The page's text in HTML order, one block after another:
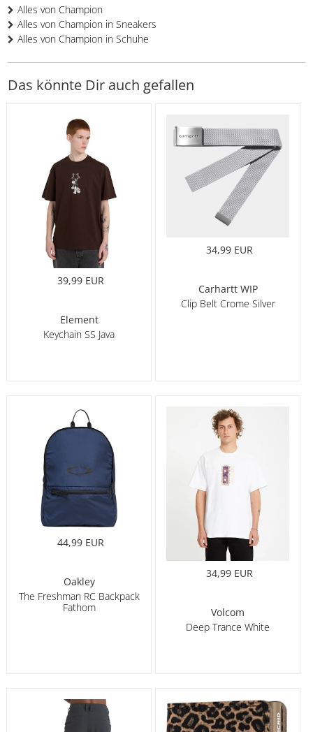
Alles von Champion
Alles von Champion in Sneakers
Alles von Champion in Schuhe
Das könnte Dir auch gefallen
39,99 EUR
Element
Keychain SS Java
34,99 EUR
Carhartt WIP
Clip Belt Crome Silver
44,99 EUR
Oakley
The Freshman RC Backpack
Fathom
34,99 EUR
Volcom
Deep Trance White